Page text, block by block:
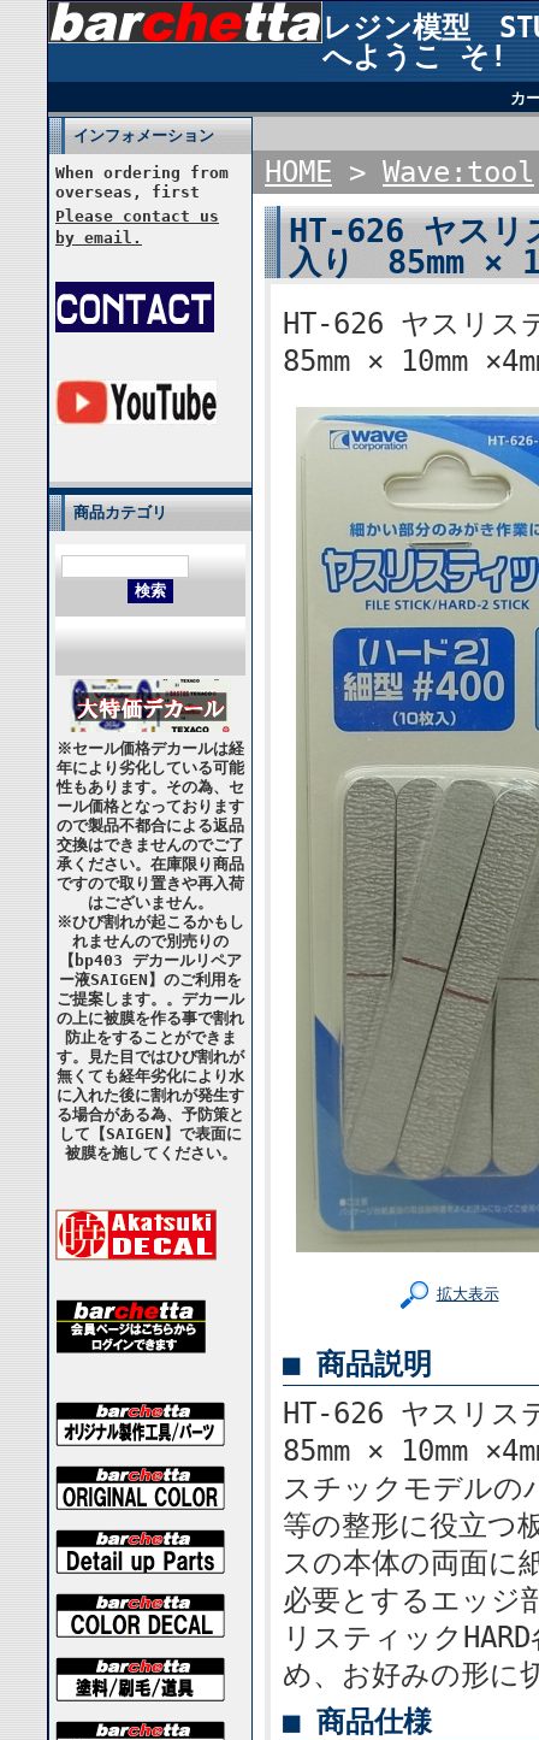
レジン模型
へようこ そ!
カ
インフォメーション
When ordering from
overseas, first
Please contact us
by email.
商品カテゴリ
※セール価格デカールは経
年により劣化している可能
性もあります。その為、セ
ール価格となっております
ので製品不都合による返品
交換はできませんのでご了
承ください。在庫限り商品
ですので取り置きや再入荷
はございません。
※ひび割れが起こるかもし
れませんので別売りの
【bp403 デカールリペア
ー液SAIGEN】のご利用を
ご提案します。。デカール
の上に被膜を作る事で割れ
防止をすることができま
す。見た目ではひび割れが
無くても経年劣化により水
に入れた後に割れが発生す
る場合がある為、予防策と
して【SAIGEN】で表面に
被膜を施してください。
HOME > Wave:tool
HT-626 ヤスリ
入り 85mm ×
HT-626 ヤスリ
85mm × 10mm
拡大表示
■ 商品説明
HT-626 ヤスリ
85mm × 10mm
スチックモデルの
等の整形に役立つ
スの本体の両面に
必要とするエッジ
リスティック
め、お好みの形に
■ 商品仕様